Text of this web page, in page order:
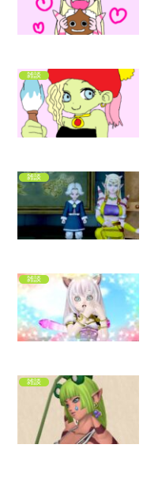
雑談
雑談
雑談
雑談